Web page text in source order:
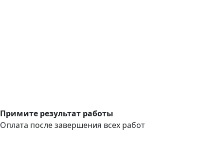
Примите результат работы
Оплата после завершения всех работ